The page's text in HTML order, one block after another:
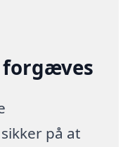
på at